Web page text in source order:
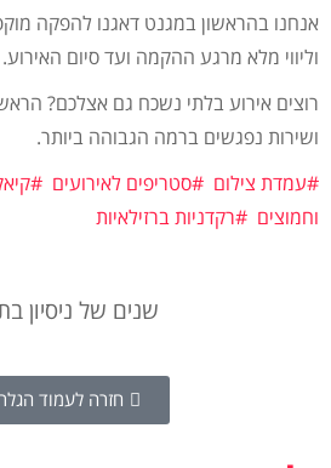
אנחנו בהראשון במגנט דאגנו להפקה
וליווי מלא מרגע ההקמה ועד סיום האירוע.
רוצים אירוע בלתי נשכח גם אצלכם?
ושירות נפגשים ברמה הגבוהה ביותר.
#עמדת צילום #סטריפים לאירועים
וחמוצים #רקדניות ברזילאיות
שנים של ניסיון
חזרה לעמוד